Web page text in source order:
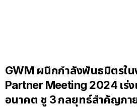
GWM ผนึกกำลังพันธมิตรใน
Partner Meeting 2024 เร่ง
อนาคต ชู 3 กลยุทธ์สำคัญภา